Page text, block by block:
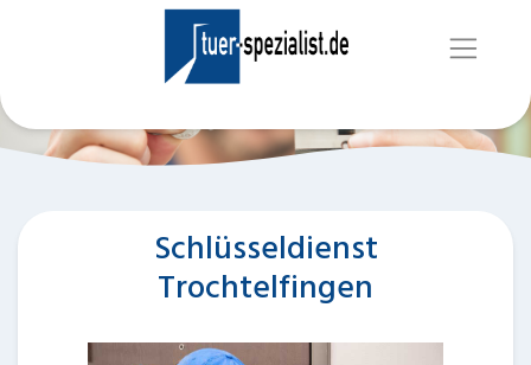
Schlüsseldienst
Trochtelfingen